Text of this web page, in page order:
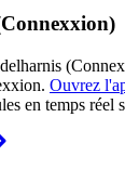
Ouvrez
en temps